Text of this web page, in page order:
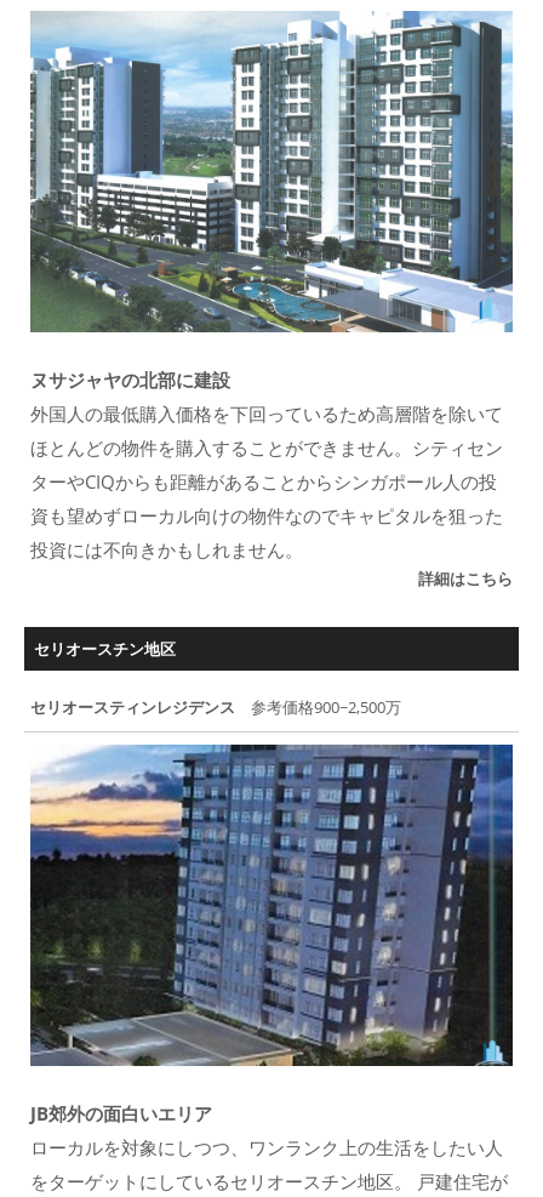
ヌサジャヤの北部に建設
外国人の最低購入価格を下回っているため高層階を除いて
ほとんどの物件を購入することができません。シティセン
ターやCIQからも距離があることからシンガポール人の投
資も望めずローカル向けの物件なのでキャピタルを狙った
投資には不向きかもしれません。
詳細はこちら
セリオースチン地区
セリオースティンレジデンス 参考価格900~2,500万
JB郊外の面白いエリア
ローカルを対象にしつつ、ワンランク上の生活をしたい人
をターゲットにしているセリオースチン地区。 戸建住宅が